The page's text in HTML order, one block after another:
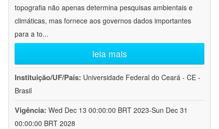
topografia não apenas determina pesquisas ambientais e
climáticas, mas fornece aos governos dados importantes
para a to...
leia mais
Instituição/UF/País: Universidade Federal do Ceará - CE -
Brasil
Vigência: Wed Dec 13 00:00:00 BRT 2023-Sun Dec 31
00:00:00 BRT 2028